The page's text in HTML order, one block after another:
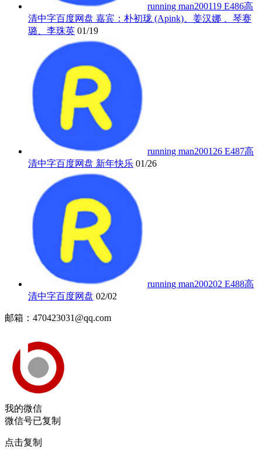
running man200119 E486高
清中字百度网盘 嘉宾：朴初珑 (Apink)、姜汉娜 、琴赛
璐、李珠英 01/19
running man200126 E487高
清中字百度网盘 新年快乐 01/26
running man200202 E488高
清中字百度网盘 02/02
邮箱：470423031@qq.com
我的微信
微信号已复制
点击复制